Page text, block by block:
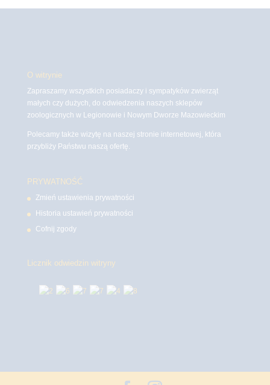
O witrynie
Zapraszamy wszystkich posiadaczy i sympatyków zwierząt
małych czy dużych, do odwiedzenia naszych sklepów
zoologicznych w Legionowie i Nowym Dworze Mazowieckim
Polecamy także wizytę na naszej stronie internetowej, która
przybliży Państwu naszą ofertę.
PRYWATNOŚĆ
Zmień ustawienia prywatności
Historia ustawień prywatności
Cofnij zgody
Licznik odwiedzin witryny